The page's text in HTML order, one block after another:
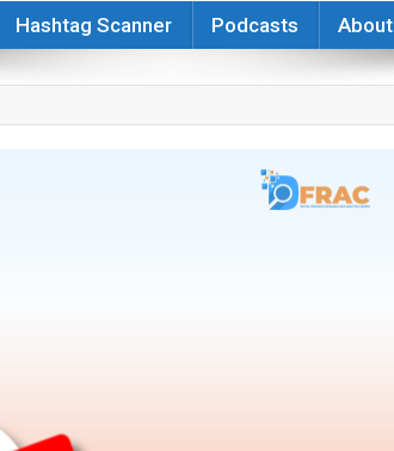
Hashtag Scanner Podcasts About